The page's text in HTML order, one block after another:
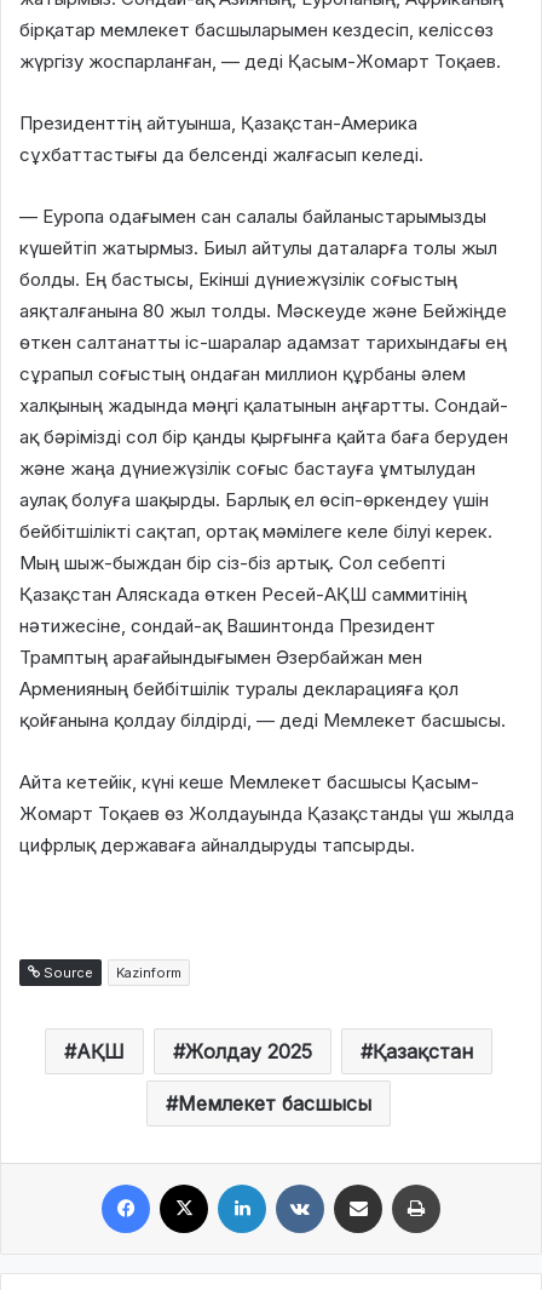
бірқатар мемлекет басшыларымен кездесіп, келіссөз
жүргізу жоспарланған, — деді Қасым-Жомарт Тоқаев.
Президенттің айтуынша, Қазақстан-Америка
сұхбаттастығы да белсенді жалғасып келеді.
— Еуропа одағымен сан салалы байланыстарымызды
күшейтіп жатырмыз. Биыл айтулы даталарға толы жыл
болды. Ең бастысы, Екінші дүниежүзілік соғыстың
аяқталғанына 80 жыл толды. Мәскеуде және Бейжіңде
өткен салтанатты іс-шаралар адамзат тарихындағы ең
сұрапыл соғыстың ондаған миллион құрбаны әлем
халқының жадында мәңгі қалатынын аңғартты. Сондай-
ақ бәрімізді сол бір қанды қырғынға қайта баға беруден
және жаңа дүниежүзілік соғыс бастауға ұмтылудан
аулақ болуға шақырды. Барлық ел өсіп-өркендеу үшін
бейбітшілікті сақтап, ортақ мәмілеге келе білуі керек.
Мың шыж-быждан бір сіз-біз артық. Сол себепті
Қазақстан Аляскада өткен Ресей-АҚШ саммитінің
нәтижесіне, сондай-ақ Вашинтонда Президент
Трамптың арағайындығымен Әзербайжан мен
Арменияның бейбітшілік туралы декларацияға қол
қойғанына қолдау білдірді, — деді Мемлекет басшысы.
Айта кетейік, күні кеше Мемлекет басшысы Қасым-
Жомарт Тоқаев өз Жолдауында Қазақстанды үш жылда
цифрлық державаға айналдыруды тапсырды.
Source Kazinform
АҚШ Жолдау 2025 Қазақстан
Мемлекет басшысы